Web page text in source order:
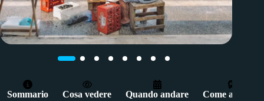
Sommario Cosa vedere Quando andare Come arrivare